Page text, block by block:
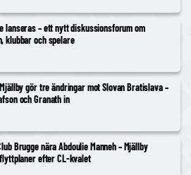
lanseras – ett nytt diskussionsforum om
klubbar och spelare
gör tre ändringar mot Slovan Bratislava –
och Granath in
Brugge nära Abdoulie Manneh – Mjällby
efter CL-kvalet